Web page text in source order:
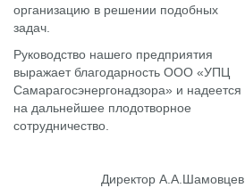
организацию в решении подобных
задач.
Руководство нашего предприятия
выражает благодарность ООО «УПЦ
Самарагосэнергонадзора» и надеется
на дальнейшее плодотворное
сотрудничество.
Директор А.А.Шамовцев